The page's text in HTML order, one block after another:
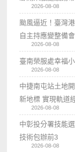
2026-08-08
颱風逼近！臺灣
自主持應變整備
2026-08-08
臺南榮服處幸福
2026-08-08
中捷南屯站土地
新地標 實現軌道
2026-08-08
中彰投分署技能
技術包辦前3
2026-08-08